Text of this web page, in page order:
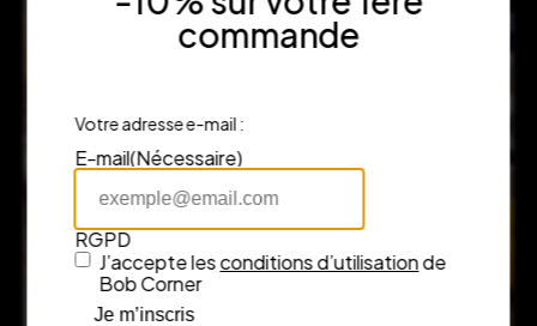
commande
Votre adresse e-mail :
E-mail(Nécessaire)
RGPD
J’accepte lesconditions d’utilisationde
Bob Corner
Je m’inscris